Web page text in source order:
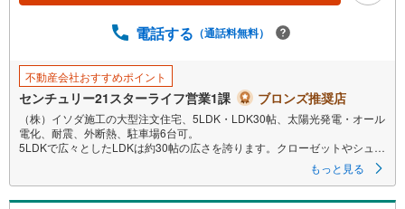
す
る
電話する （通話料無料）
不動産会社おすすめポイント
センチュリー21スターライフ営業1課 ブロンズ推奨店
（株）イソダ施工の大型注文住宅、5LDK・LDK30帖、太陽光発電・オール
電化、耐震、外断熱、駐車場6台可。
5LDKで広々としたLDKは約30帖の広さを誇ります。クローゼットやシュー
ズインクローゼット、ウォークインクローゼット完備し収納力も充実。オ
ール電化で便利な生活をサポートします。江ノ島電鉄線湘南海岸公園駅か
ら徒歩7分、小田急江ノ島線片瀬江ノ島駅からは徒歩5分と、複数の路線が
利用可能です。カースペースも最大6台可。
もっと見る